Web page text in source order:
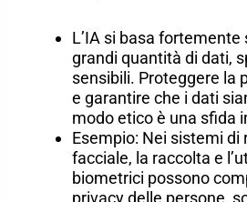
L’IA si basa fortemente
grandi quantità di dati,
sensibili. Proteggere la
e garantire che i dati
modo etico è una sfida
Esempio: Nei sistemi
facciale, la raccolta e
biometrici possono
privacy delle persone,